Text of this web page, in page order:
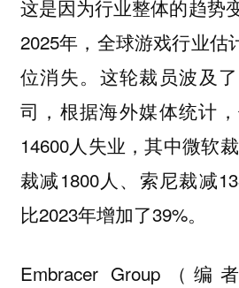
这是因为行业整体的趋势
2025年，全球游戏行业估
位消失。这轮裁员波及
司，根据海外媒体统计
14600人失业，其中微软
裁减1800人、索尼裁减
比2023年增加了39%。
Embracer Group（编